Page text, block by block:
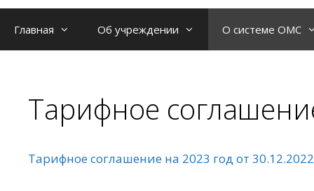
Главная Об учреждении О системе ОМС
Тарифное
Тарифное соглашение на 2023 год от 30.12.2022